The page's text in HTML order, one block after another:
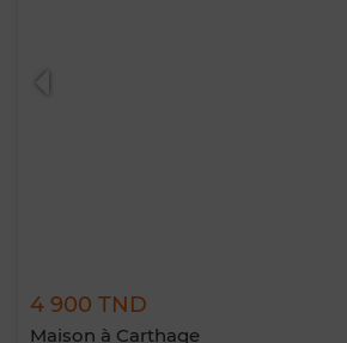
4 900 TND
Maison à Carthage